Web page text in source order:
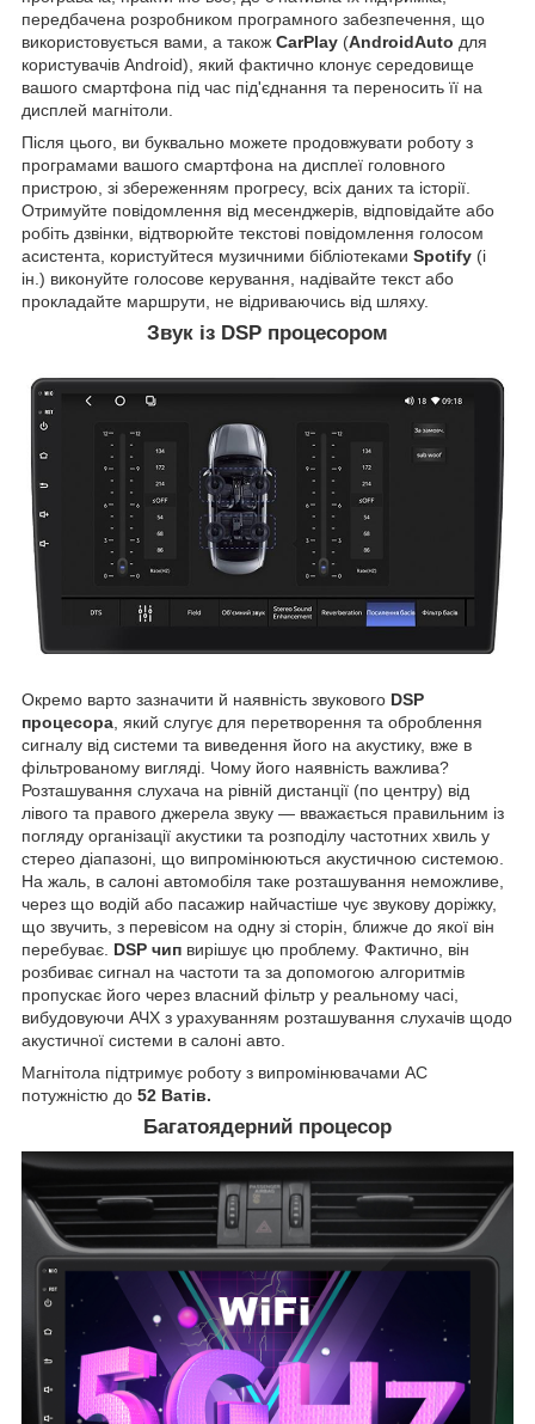
передбачена розробником програмного забезпечення, що
використовується вами, а також CarPlay (AndroidAuto для
користувачів Android), який фактично клонує середовище
вашого смартфона під час під'єднання та переносить її на
дисплей магнітоли.
Після цього, ви буквально можете продовжувати роботу з
програмами вашого смартфона на дисплеї головного
пристрою, зі збереженням прогресу, всіх даних та історії.
Отримуйте повідомлення від месенджерів, відповідайте або
робіть дзвінки, відтворюйте текстові повідомлення голосом
асистента, користуйтеся музичними бібліотеками Spotify (і
ін.) виконуйте голосове керування, надівайте текст або
прокладайте маршрути, не відриваючись від шляху.
Звук із DSP процесором
Окремо варто зазначити й наявність звукового DSP
процесора , який слугує для перетворення та оброблення
сигналу від системи та виведення його на акустику, вже в
фільтрованому вигляді. Чому його наявність важлива?
Розташування слухача на рівній дистанції (по центру) від
лівого та правого джерела звуку — вважається правильним із
погляду організації акустики та розподілу частотних хвиль у
стерео діапазоні, що випромінюються акустичною системою.
На жаль, в салоні автомобіля таке розташування неможливе,
через що водій або пасажир найчастіше чує звукову доріжку,
що звучить, з перевісом на одну зі сторін, ближче до якої він
перебуває. DSP чип вирішує цю проблему. Фактично, він
розбиває сигнал на частоти та за допомогою алгоритмів
пропускає його через власний фільтр у реальному часі,
вибудовуючи АЧХ з урахуванням розташування слухачів щодо
акустичної системи в салоні авто.
Магнітола підтримує роботу з випромінювачами АС
потужністю до 52 Ватів.
Багатоядерний процесор